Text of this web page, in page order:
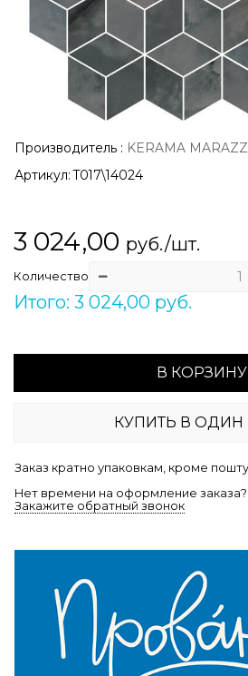
Производитель : KERAMA MARAZZI
Артикул: T017\14024
3 024,00 руб./шт.
Количество
Итого: 3 024,00 руб.
В КОРЗИНУ
КУПИТЬ В ОДИН
Заказ кратно упаковкам, кроме
Нет времени на оформление заказа?
Закажите обратный звонок